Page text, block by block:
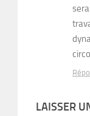
LAISSER